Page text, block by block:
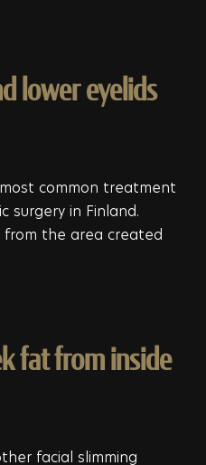
lower eyelids
common treatment
surgery in Finland.
from the area created
fat from inside
facial slimming